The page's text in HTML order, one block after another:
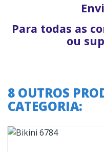
Para todas as
ou
8 OUTROS
CATEGORIA: